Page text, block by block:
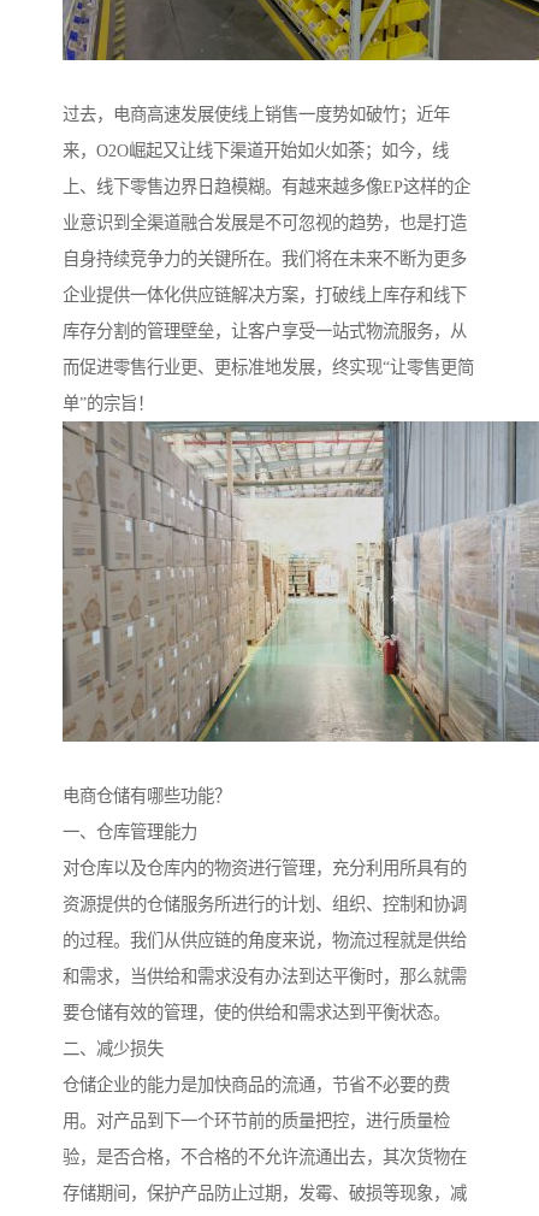
过去，电商高速发展使线上销售一度势如破竹；近年
来，O2O崛起又让线下渠道开始如火如荼；如今，线
上、线下零售边界日趋模糊。有越来越多像EP这样的企
业意识到全渠道融合发展是不可忽视的趋势，也是打造
自身持续竞争力的关键所在。我们将在未来不断为更多
企业提供一体化供应链解决方案，打破线上库存和线下
库存分割的管理壁垒，让客户享受一站式物流服务，从
而促进零售行业更、更标准地发展，终实现“让零售更简
单”的宗旨！
电商仓储有哪些功能？
一、仓库管理能力
对仓库以及仓库内的物资进行管理，充分利用所具有的
资源提供的仓储服务所进行的计划、组织、控制和协调
的过程。我们从供应链的角度来说，物流过程就是供给
和需求，当供给和需求没有办法到达平衡时，那么就需
要仓储有效的管理，使的供给和需求达到平衡状态。
二、减少损失
仓储企业的能力是加快商品的流通，节省不必要的费
用。对产品到下一个环节前的质量把控，进行质量检
验，是否合格，不合格的不允许流通出去，其次货物在
存储期间，保护产品防止过期，发霉、破损等现象，减